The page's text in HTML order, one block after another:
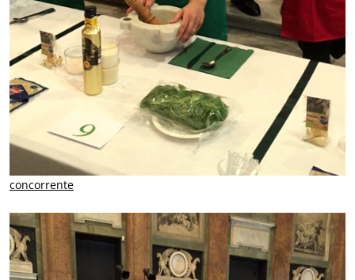
concorrente